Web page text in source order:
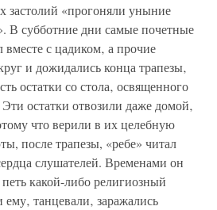
«прогоняли уныние
В субботние дни самые почетные
вместе с цадиком‚ а прочие
и дожидались конца трапезы‚
остатки со стола‚ освященного
остатки отвозили даже домой‚
что верили в их целебную
после трапезы, «ребе» читал
слушателей. Временами он
какой-либо религиозный
танцевали‚ заражались